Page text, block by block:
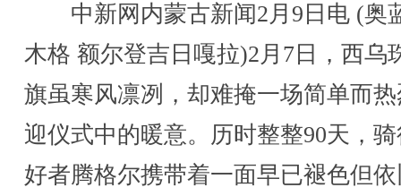
中新网内蒙古新闻2月9日电 (奥
木格 额尔登吉日嘎拉)2月7日，西乌
旗虽寒风凛冽，却难掩一场简单而
迎仪式中的暖意。历时整整90天，
好者腾格尔携带着一面早已褪色但